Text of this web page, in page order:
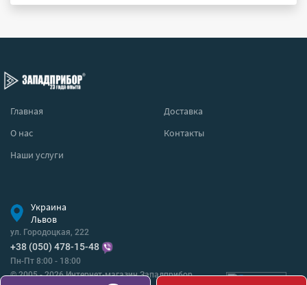
Главная
Доставка
О нас
Контакты
Наши услуги
Украина
Львов
ул. Городоцкая, 222
+38 (050) 478-15-48
Пн-Пт 8:00 - 18:00
© 2005 - 2026 Интернет-магазин Западприбор